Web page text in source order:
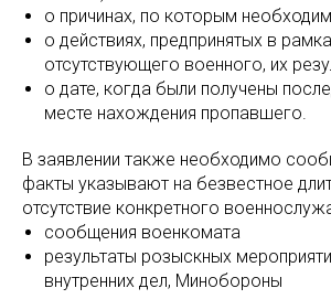
о причинах, по которым
о действиях, предпринятых в
отсутствующего военного, их
о дате, когда были получены
месте нахождения пропавшего.
В заявлении также необходимо
факты указывают на безвестное
отсутствие конкретного
сообщения военкомата
результаты розыскных
внутренних дел, Минобороны